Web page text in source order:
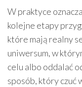
W praktyce
kolejne etapy
które mają realny
uniwersum, w
celu albo oddalać
sposób, który czuć